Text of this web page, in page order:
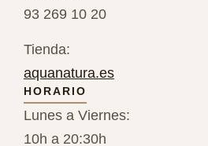
93 269 10 20
Tienda:
aquanatura.es
HORARIO
Lunes a Viernes:
10h a 20:30h